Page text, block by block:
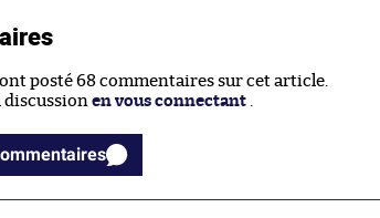
posté 68 commentaires sur cet article.
discussion en vous connectant .
les 68 commentaires